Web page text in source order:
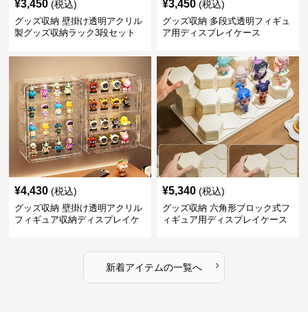
¥3,450 (税込)
グッズ収納 壁掛け透明アクリル
製グッズ収納ラック3段セット
¥3,450 (税込)
グッズ収納 多段式透明フィギュ
ア用ディスプレイケース
¥4,430 (税込)
グッズ収納 壁掛け透明アクリル
フィギュア収納ディスプレイケ
¥5,340 (税込)
グッズ収納 六角形ブロック式フ
ィギュア用ディスプレイケース
新着アイテムの一覧へ ›